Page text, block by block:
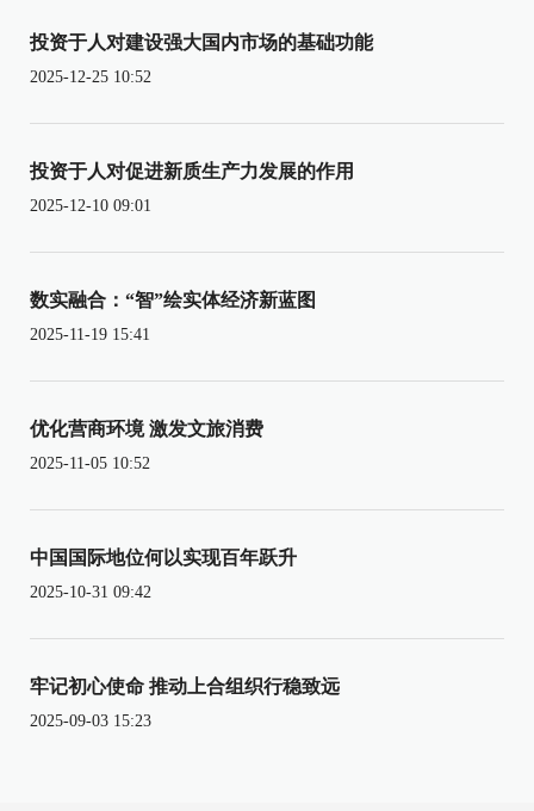
投资于人对建设强大国内市场的基础功能
2025-12-25 10:52
投资于人对促进新质生产力发展的作用
2025-12-10 09:01
数实融合：“智”绘实体经济新蓝图
2025-11-19 15:41
优化营商环境 激发文旅消费
2025-11-05 10:52
中国国际地位何以实现百年跃升
2025-10-31 09:42
牢记初心使命 推动上合组织行稳致远
2025-09-03 15:23